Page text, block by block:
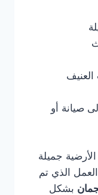
صيانة أو
جميلة
الذي تم
بشكل